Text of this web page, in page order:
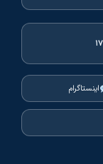
اینستاگرام